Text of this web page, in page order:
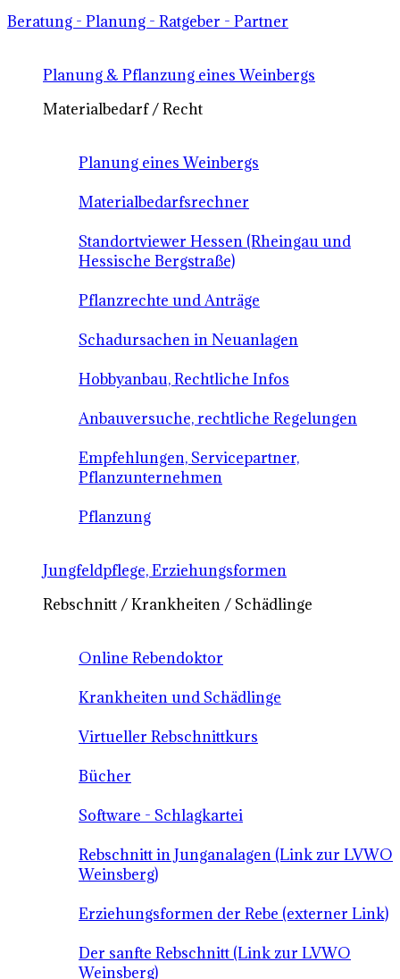
Beratung - Planung - Ratgeber - Partner
Planung & Pflanzung eines Weinbergs
Materialbedarf / Recht
Planung eines Weinbergs
Materialbedarfsrechner
Standortviewer Hessen (Rheingau und
Hessische Bergstraße)
Pflanzrechte und Anträge
Schadursachen in Neuanlagen
Hobbyanbau, Rechtliche Infos
Anbauversuche, rechtliche Regelungen
Empfehlungen, Servicepartner,
Pflanzunternehmen
Pflanzung
Jungfeldpflege, Erziehungsformen
Rebschnitt / Krankheiten / Schädlinge
Online Rebendoktor
Krankheiten und Schädlinge
Virtueller Rebschnittkurs
Bücher
Software - Schlagkartei
Rebschnitt in Junganalagen (Link zur LVWO
Weinsberg)
Erziehungsformen der Rebe (externer Link)
Der sanfte Rebschnitt (Link zur LVWO
Weinsberg)